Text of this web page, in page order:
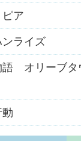
ピア
ンライズ
語 オリーブタ